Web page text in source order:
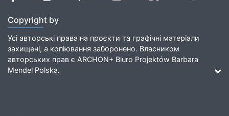
Copyright by
Усі авторські права на проєкти та графічні матеріали
захищені, а копіювання заборонено. Власником
авторських прав є ARCHON+ Biuro Projektów Barbara
Mendel Polska.